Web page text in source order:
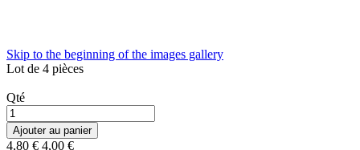
Skip to the beginning of the images gallery
Lot de 4 pièces
Qté
Ajouter au panier
4,80 € 4,00 €